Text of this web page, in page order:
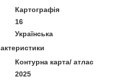
Картографія
16
Українська
Контурна карта/ атлас
2025